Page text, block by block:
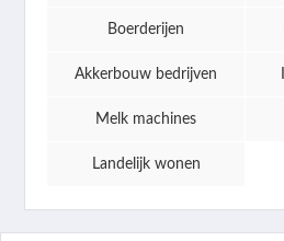
Boerderijen
Akkerbouw bedrijven
Melk machines
Landelijk wonen